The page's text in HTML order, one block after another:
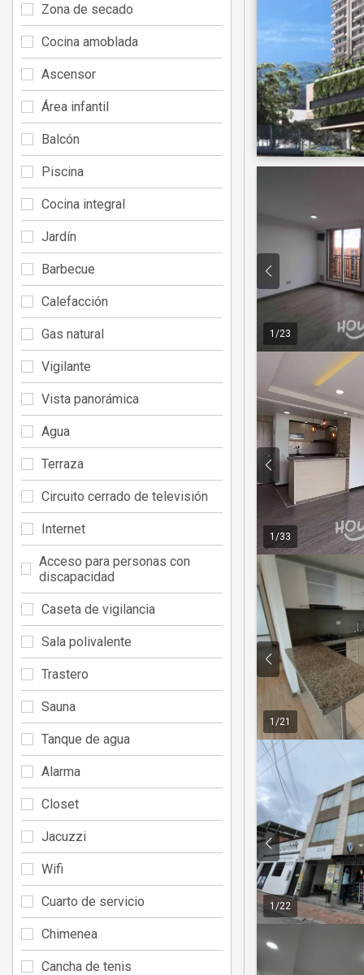
1 /23
1 /33
1 /21
1 /22
Zona de secado
Cocina amoblada
Ascensor
Área infantil
Balcón
Piscina
Cocina integral
Jardín
Barbecue
Calefacción
Gas natural
Vigilante
Vista panorámica
Agua
Terraza
Circuito cerrado de televisión
Internet
Acceso para personas con
discapacidad
Caseta de vigilancia
Sala polivalente
Trastero
Sauna
Tanque de agua
Alarma
Closet
Jacuzzi
Wifi
Cuarto de servicio
Chimenea
Cancha de tenis